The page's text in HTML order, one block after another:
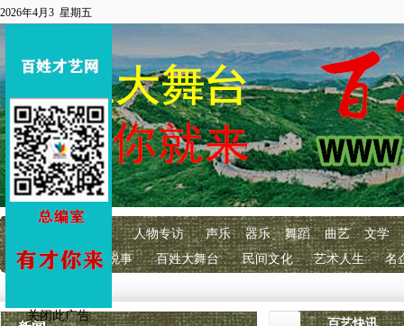
2026年4月3 星期五
人物专访 声乐 器乐 舞蹈 曲艺
文学
明星经纪
百艺说事 百姓大舞台 民间文化 艺术人生 名